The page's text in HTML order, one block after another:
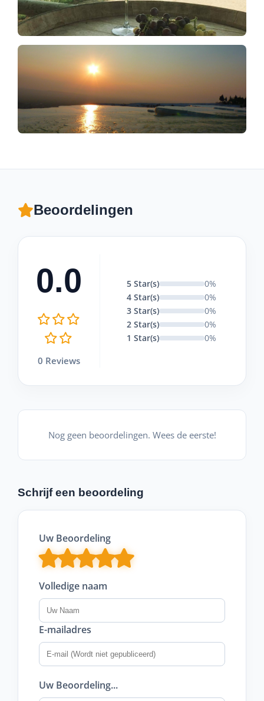
Beoordelingen
0.0
0 Reviews
5 Star(s)
0%
4 Star(s)
0%
3 Star(s)
0%
2 Star(s)
0%
1 Star(s)
0%
Nog geen beoordelingen. Wees de eerste!
Schrijf een beoordeling
Uw Beoordeling
Volledige naam
E-mailadres
Uw Beoordeling...